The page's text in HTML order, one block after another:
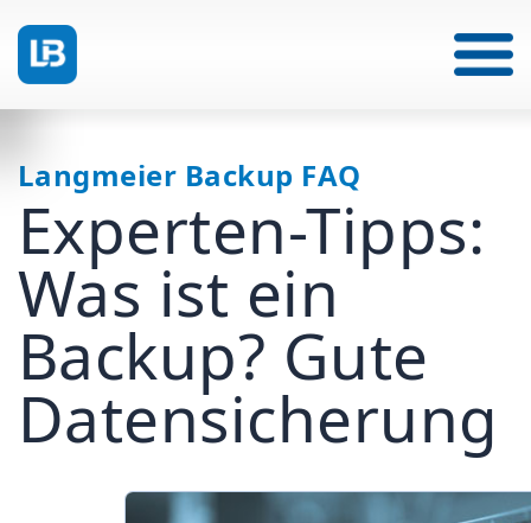
Langmeier Backup FAQ
Experten-Tipps:
Was ist ein
Backup? Gute
Datensicherung